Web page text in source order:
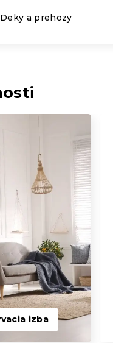
Deky a prehozy
izba